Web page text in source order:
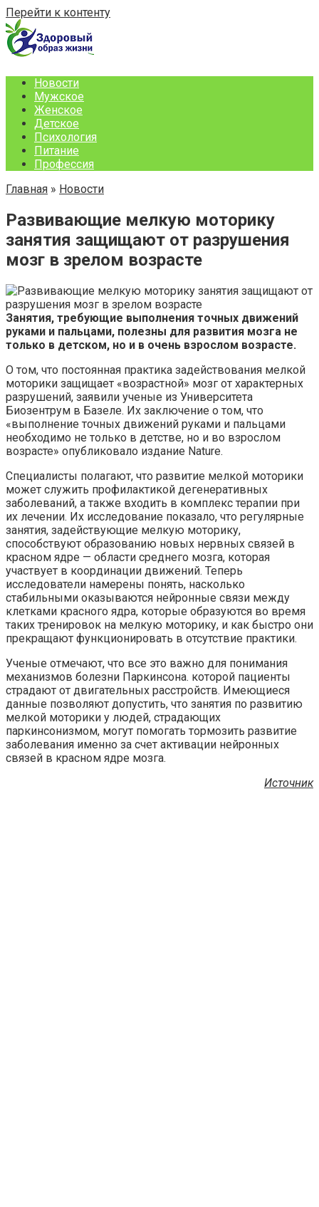
Перейти к контенту
Новости
Мужское
Женское
Детское
Психология
Питание
Профессия
Главная » Новости
Развивающие мелкую моторику
занятия защищают от разрушения
мозг в зрелом возрасте
Занятия, требующие выполнения точных движений
руками и пальцами, полезны для развития мозга не
только в детском, но и в очень взрослом возрасте.
О том, что постоянная практика задействования мелкой
моторики защищает «возрастной» мозг от характерных
разрушений, заявили ученые из Университета
Биозентрум в Базеле. Их заключение о том, что
«выполнение точных движений руками и пальцами
необходимо не только в детстве, но и во взрослом
возрасте» опубликовало издание Nature.
Специалисты полагают, что развитие мелкой моторики
может служить профилактикой дегенеративных
заболеваний, а также входить в комплекс терапии при
их лечении. Их исследование показало, что регулярные
занятия, задействующие мелкую моторику,
способствуют образованию новых нервных связей в
красном ядре — области среднего мозга, которая
участвует в координации движений. Теперь
исследователи намерены понять, насколько
стабильными оказываются нейронные связи между
клетками красного ядра, которые образуются во время
таких тренировок на мелкую моторику, и как быстро они
прекращают функционировать в отсутствие практики.
Ученые отмечают, что все это важно для понимания
механизмов болезни Паркинсона. которой пациенты
страдают от двигательных расстройств. Имеющиеся
данные позволяют допустить, что занятия по развитию
мелкой моторики у людей, страдающих
паркинсонизмом, могут помогать тормозить развитие
заболевания именно за счет активации нейронных
связей в красном ядре мозга.
Источник